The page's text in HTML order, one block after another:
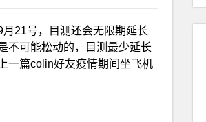
21号，目测还会无限期延长
不可能松动的，目测最少延长
一篇colin好友疫情期间坐飞机